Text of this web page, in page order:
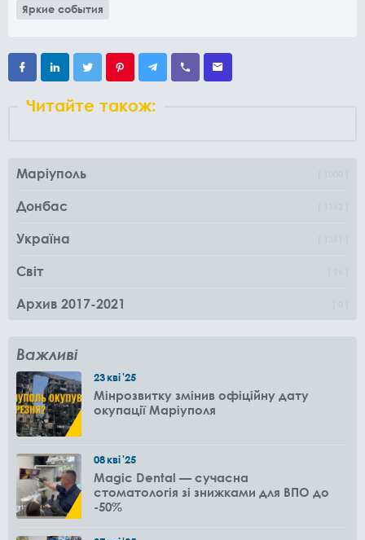
Яркие события
Читайте також:
Маріуполь
Донбас
Україна
Світ
Архив 2017-2021
Важливі
23кві'25
Мінрозвитку змінив офіційну дату
окупації Маріуполя
08кві'25
Magic Dental — сучасна
стоматологія зі знижками для ВПО до
-50%